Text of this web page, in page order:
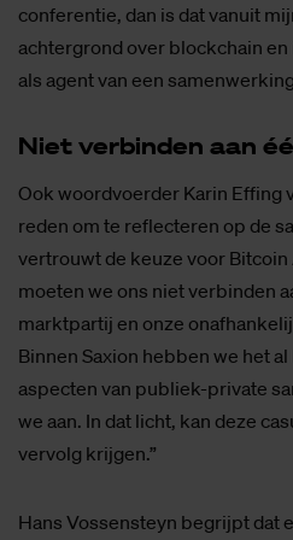
conferentie, dan is dat vanuit
achtergrond over blockchain
als agent van een
Niet ver­bin­den aan
Ook woordvoerder Karin Effing
reden om te reflecteren op de
vertrouwt de keuze voor
moeten we ons niet verbinden
marktpartij en onze
Binnen Saxion hebben we het
aspecten van publiek-private
we aan. In dat licht, kan deze
vervolg krijgen.”
Hans Vossensteyn begrijpt dat